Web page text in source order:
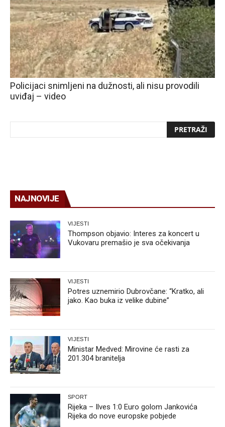
Policijaci snimljeni na dužnosti, ali nisu provodili
uviđaj – video
NAJNOVIJE
VIJESTI
Thompson objavio: Interes za koncert u
Vukovaru premašio je sva očekivanja
VIJESTI
Potres uznemirio Dubrovčane: “Kratko, ali
jako. Kao buka iz velike dubine”
VIJESTI
Ministar Medved: Mirovine će rasti za
201.304 branitelja
SPORT
Rijeka – Ilves 1:0 Euro golom Jankovića
Rijeka do nove europske pobjede